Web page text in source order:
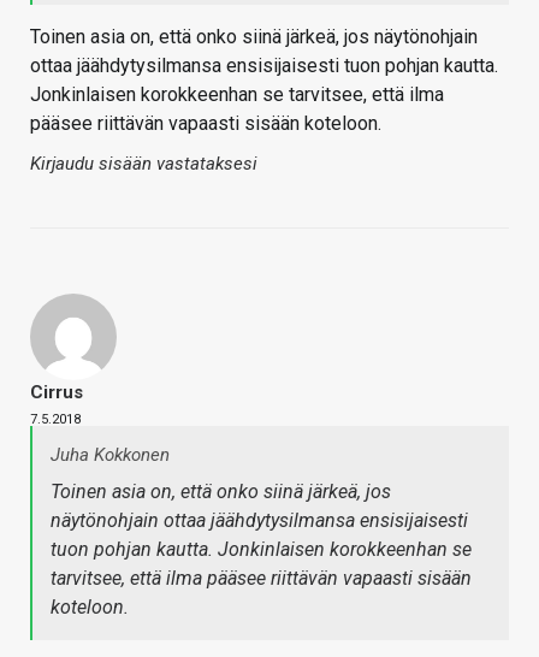
Toinen asia on, että onko siinä järkeä, jos näytönohjain
ottaa jäähdytysilmansa ensisijaisesti tuon pohjan kautta.
Jonkinlaisen korokkeenhan se tarvitsee, että ilma
pääsee riittävän vapaasti sisään koteloon.
Kirjaudu sisään vastataksesi
Cirrus
7.5.2018
Juha Kokkonen
Toinen asia on, että onko siinä järkeä, jos
näytönohjain ottaa jäähdytysilmansa ensisijaisesti
tuon pohjan kautta. Jonkinlaisen korokkeenhan se
tarvitsee, että ilma pääsee riittävän vapaasti sisään
koteloon.